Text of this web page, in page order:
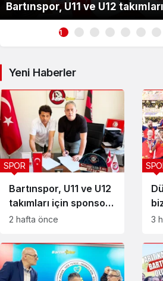
Bartınspor, U11 ve U12
1
Yeni Haberler
Bartınspor, U11 ve U12
takımları için sponsor
buldu
SPOR
2 hafta önce 3